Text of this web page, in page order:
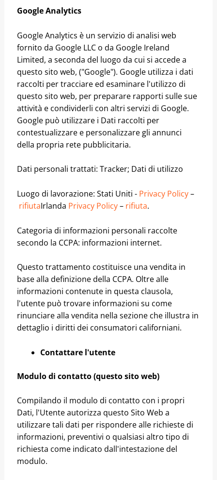
Google Analytics
Google Analytics è un servizio di analisi web
fornito da Google LLC o da Google Ireland
Limited, a seconda del luogo da cui si accede a
questo sito web, ("Google"). Google utilizza i dati
raccolti per tracciare ed esaminare l'utilizzo di
questo sito web, per preparare rapporti sulle sue
attività e condividerli con altri servizi di Google.
Google può utilizzare i Dati raccolti per
contestualizzare e personalizzare gli annunci
della propria rete pubblicitaria.
Dati personali trattati: Tracker; Dati di utilizzo
Luogo di lavorazione: Stati Uniti - Privacy Policy–
rifiutaIrlanda Privacy Policy– rifiuta.
Categoria di informazioni personali raccolte
secondo la CCPA: informazioni internet.
Questo trattamento costituisce una vendita in
base alla definizione della CCPA. Oltre alle
informazioni contenute in questa clausola,
l'utente può trovare informazioni su come
rinunciare alla vendita nella sezione che illustra in
dettaglio i diritti dei consumatori californiani.
Contattare l'utente
Modulo di contatto (questo sito web)
Compilando il modulo di contatto con i propri
Dati, l'Utente autorizza questo Sito Web a
utilizzare tali dati per rispondere alle richieste di
informazioni, preventivi o qualsiasi altro tipo di
richiesta come indicato dall'intestazione del
modulo.